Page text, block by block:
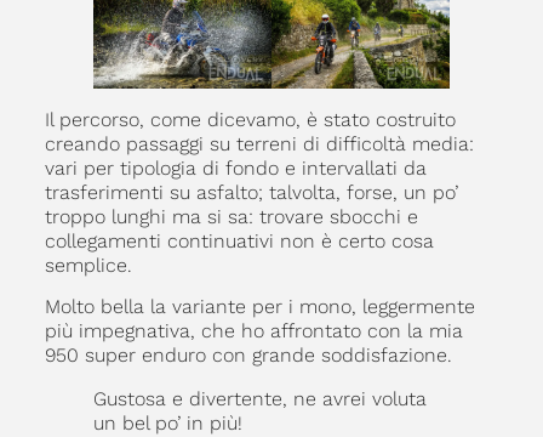
Il percorso, come dicevamo, è stato costruito
creando passaggi su terreni di difficoltà media:
vari per tipologia di fondo e intervallati da
trasferimenti su asfalto; talvolta, forse, un po’
troppo lunghi ma si sa: trovare sbocchi e
collegamenti continuativi non è certo cosa
semplice.
Molto bella la variante per i mono, leggermente
più impegnativa, che ho affrontato con la mia
950 super enduro con grande soddisfazione.
Gustosa e divertente, ne avrei voluta
un bel po’ in più!